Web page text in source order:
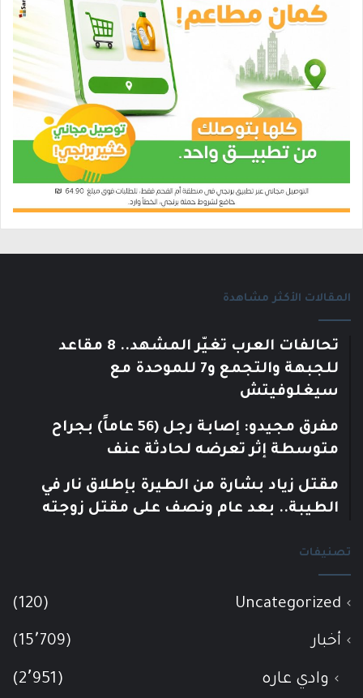
المقالات الأكثر مشاهدة
تحالفات العرب تغيّر المشهد.. 8 مقاعد
للجبهة والتجمع و7 للموحدة مع
سيغلوفيتش
مفرق مجيدو: إصابة رجل (56 عاماً) بجراح
متوسطة إثر تعرضه لحادثة عنف
مقتل زياد بشارة من الطيرة بإطلاق نار في
الطيبة.. بعد عام ونصف على مقتل زوجته
تصنيفات
Uncategorized
(120)
أخبار (15٬709)
وادي عاره (2٬951)